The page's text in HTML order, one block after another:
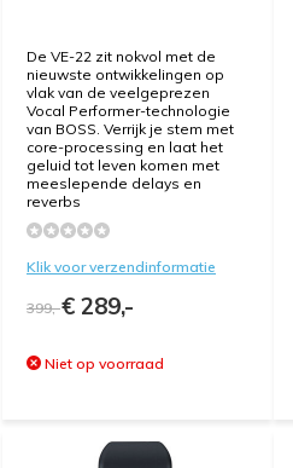
De VE-22 zit nokvol met de
nieuwste ontwikkelingen op
vlak van de veelgeprezen
Vocal Performer-technologie
van BOSS. Verrijk je stem met
core-processing en laat het
geluid tot leven komen met
meeslepende delays en
reverbs
Klik voor verzendinformatie
399,-€ 289,-
Niet op voorraad